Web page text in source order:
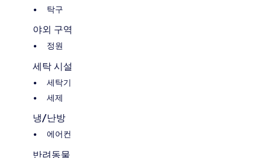
탁구
야외 구역
정원
세탁 시설
세탁기
세제
냉/난방
에어컨
반려동물